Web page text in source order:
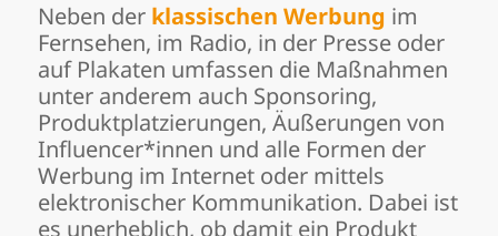
Neben der klassischen Werbung im
Fernsehen, im Radio, in der Presse oder
auf Plakaten umfassen die Maßnahmen
unter anderem auch Sponsoring,
Produktplatzierungen, Äußerungen von
Influencer*innen und alle Formen der
Werbung im Internet oder mittels
elektronischer Kommunikation. Dabei ist
es unerheblich, ob damit ein Produkt